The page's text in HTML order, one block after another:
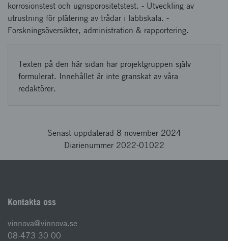
korrosionstest och ugnsporositetstest. - Utveckling av
utrustning för plätering av trådar i labbskala. -
Forskningsöversikter, administration & rapportering.
Texten på den här sidan har projektgruppen själv
formulerat. Innehållet är inte granskat av våra
redaktörer.
Senast uppdaterad 8 november 2024
Diarienummer 2022-01022
Kontakta oss
vinnova@vinnova.se
08-473 30 00